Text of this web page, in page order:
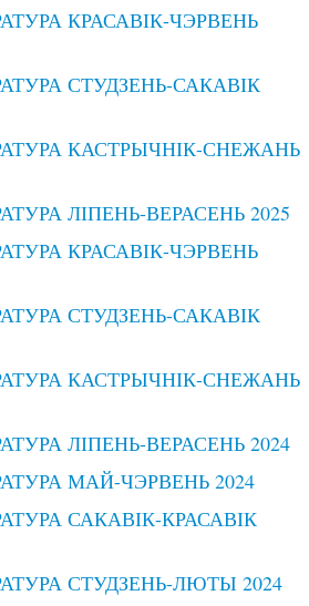
КРАСАВІК-ЧЭРВЕНЬ
СТУДЗЕНЬ-САКАВІК
КАСТРЫЧНІК-СНЕЖАНЬ
ЛІПЕНЬ-ВЕРАСЕНЬ 2025
КРАСАВІК-ЧЭРВЕНЬ
СТУДЗЕНЬ-САКАВІК
КАСТРЫЧНІК-СНЕЖАНЬ
ЛІПЕНЬ-ВЕРАСЕНЬ 2024
МАЙ-ЧЭРВЕНЬ 2024
САКАВІК-КРАСАВІК
СТУДЗЕНЬ-ЛЮТЫ 2024